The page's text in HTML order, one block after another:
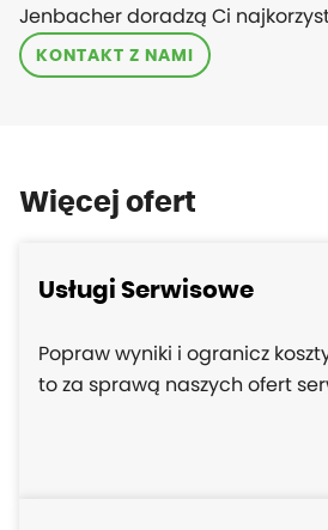
Jenbacher doradzą Ci
KONTAKT Z NAMI
Więcej ofert
Usługi Serwisowe
Popraw wyniki i ogranicz
to za sprawą naszych ofert